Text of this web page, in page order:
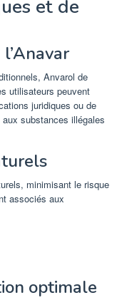
et de
Anvarol de
utilisateurs peuvent
juridiques ou de
substances illégales
minimisant le risque
associés aux
optimale